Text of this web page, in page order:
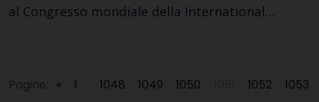
al Congresso mondiale della International…
Pagine: « 1 1048 1049 1050 1052 1053